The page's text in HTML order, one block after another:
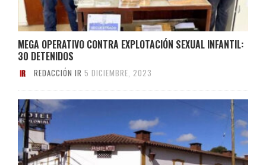
MEGA OPERATIVO CONTRA EXPLOTACIÓN SEXUAL INFANTIL:
30 DETENIDOS
REDACCIÓN IR 5 DICIEMBRE, 2023